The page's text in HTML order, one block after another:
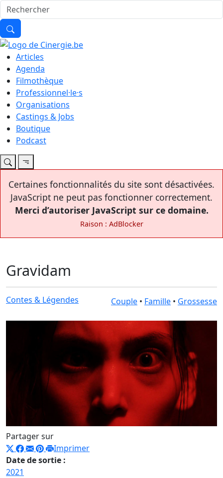
Articles
Agenda
Filmothèque
Professionnel·le·s
Organisations
Castings & Jobs
Boutique
Podcast
Certaines fonctionnalités du site sont désactivées.
JavaScript ne peut pas fonctionner correctement.
Merci d’autoriser JavaScript sur ce domaine.
Raison : AdBlocker
Gravidam
Contes & Légendes Couple • Famille • Grossesse
Partager sur
Imprimer
Date de sortie :
2021